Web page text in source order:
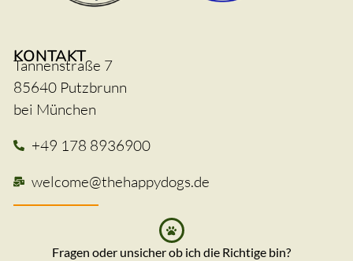
KONTAKT
Tannenstraße 7
85640 Putzbrunn
bei München
+49 178 8936900
welcome@thehappydogs.de
Fragen oder unsicher ob ich die Richtige bin?